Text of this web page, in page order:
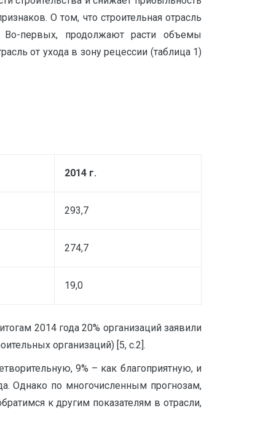
О том, что строительная отрасль
Во-первых, продолжают расти объемы
от ухода в зону рецессии (таблица 1)
2014 г.
293,7
274,7
19,0
2014 года 20% организаций заявили
организаций) [5, с.2].
9% – как благоприятную, и
Однако по многочисленным прогнозам,
к другим показателям в отрасли,